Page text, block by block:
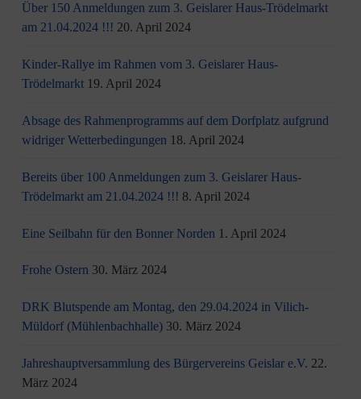
Über 150 Anmeldungen zum 3. Geislarer Haus-Trödelmarkt
am 21.04.2024 !!! 20. April 2024
Kinder-Rallye im Rahmen vom 3. Geislarer Haus-
Trödelmarkt 19. April 2024
Absage des Rahmenprogramms auf dem Dorfplatz aufgrund
widriger Wetterbedingungen 18. April 2024
Bereits über 100 Anmeldungen zum 3. Geislarer Haus-
Trödelmarkt am 21.04.2024 !!! 8. April 2024
Eine Seilbahn für den Bonner Norden 1. April 2024
Frohe Ostern 30. März 2024
DRK Blutspende am Montag, den 29.04.2024 in Vilich-
Müldorf (Mühlenbachhalle) 30. März 2024
Jahreshauptversammlung des Bürgervereins Geislar e.V. 22.
März 2024